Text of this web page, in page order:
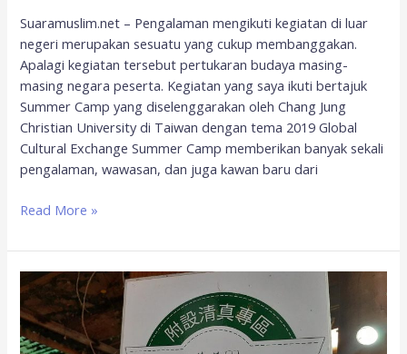
Suaramuslim.net – Pengalaman mengikuti kegiatan di luar
negeri merupakan sesuatu yang cukup membanggakan.
Apalagi kegiatan tersebut pertukaran budaya masing-
masing negara peserta. Kegiatan yang saya ikuti bertajuk
Summer Camp yang diselenggarakan oleh Chang Jung
Christian University di Taiwan dengan tema 2019 Global
Cultural Exchange Summer Camp memberikan banyak sekali
pengalaman, wawasan, dan juga kawan baru dari
Read More »
Hotel-
Hotel
Ramah
Muslim